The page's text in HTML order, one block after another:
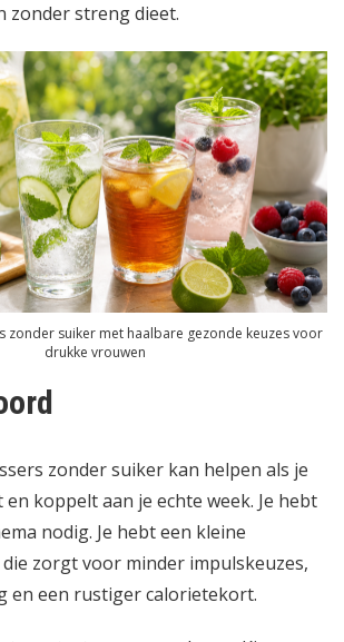
zonder streng dieet.
zonder suiker met haalbare gezonde keuzes voor
drukke vrouwen
zonder suiker kan helpen als je
koppelt aan je echte week. Je hebt
nodig. Je hebt een kleine
zorgt voor minder impulskeuzes,
en een rustiger calorietekort.